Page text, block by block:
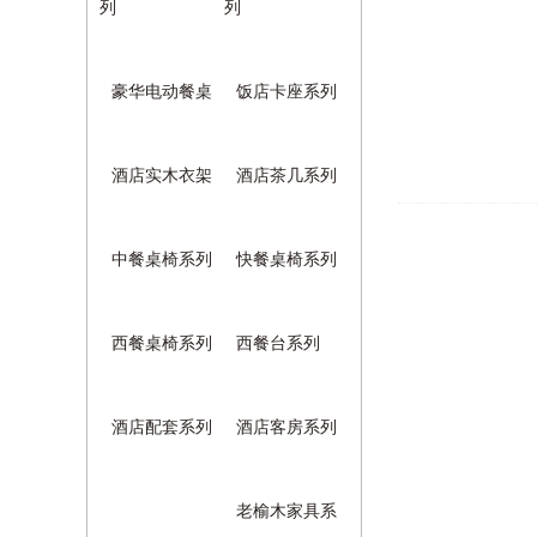
列 列
豪华电动餐桌 饭店卡座系列
酒店实木衣架 酒店茶几系列
中餐桌椅系列 快餐桌椅系列
西餐桌椅系列 西餐台系列
酒店配套系列 酒店客房系列
老榆木家具系